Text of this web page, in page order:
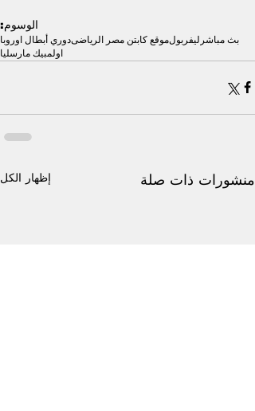
الوسوم:
بث مباشر ليفربولموقع كابتن مصر الرياضىدوري أبطال اوروبا
اولمبيك مارسليا
منشورات ذات صلة إظهار الكل